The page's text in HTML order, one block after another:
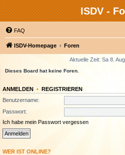
ISDV -
FAQ
ISDV-Homepage Foren
Aktuelle Zeit: Sa 8.
Dieses Board hat keine Foren.
ANMELDEN • REGISTRIEREN
Benutzername:
Passwort:
Ich habe mein Passwort vergessen
WER IST ONLINE?